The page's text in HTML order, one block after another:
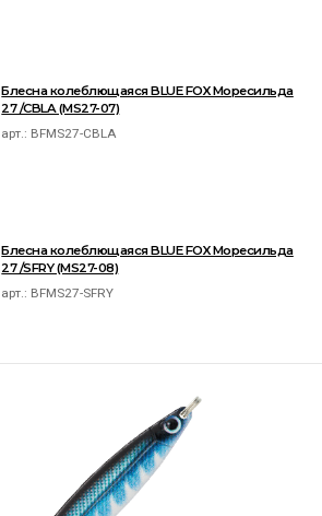
Блесна колеблющаяся BLUE FOX Моресильда
27 /CBLA (MS27-07)
арт.: BFMS27-CBLA
Блесна колеблющаяся BLUE FOX Моресильда
27 /SFRY (MS27-08)
арт.: BFMS27-SFRY